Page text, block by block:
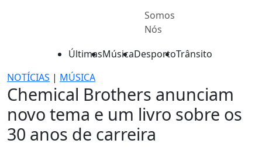
Somos
Nós
ÚltimasMúsicaDesportoTrânsito
NOTÍCIAS | MÚSICA
Chemical Brothers anunciam
novo tema e um livro sobre os
30 anos de carreira